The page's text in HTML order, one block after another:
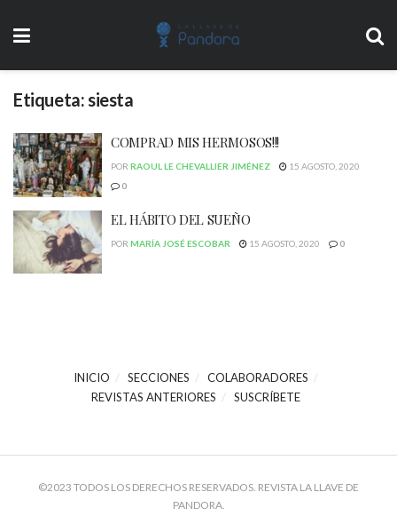
Etiqueta:siesta
COMPRAD MIS HERMOSOS!!!
POR RAOUL LE CHEVALLIER JIMÉNEZ
15 AGOSTO, 2020
0
EL HÁBITO DEL SUEÑO
POR MARÍA JOSÉ ESCOBAR 15 AGOSTO, 2020 0
INICIO SECCIONES
COLABORADORES
REVISTAS ANTERIORES
SUSCRÍBETE
©2023 TODOS LOS DERECHOS RESERVADOS. REVISTA LA LLAVE DE
PANDORA.